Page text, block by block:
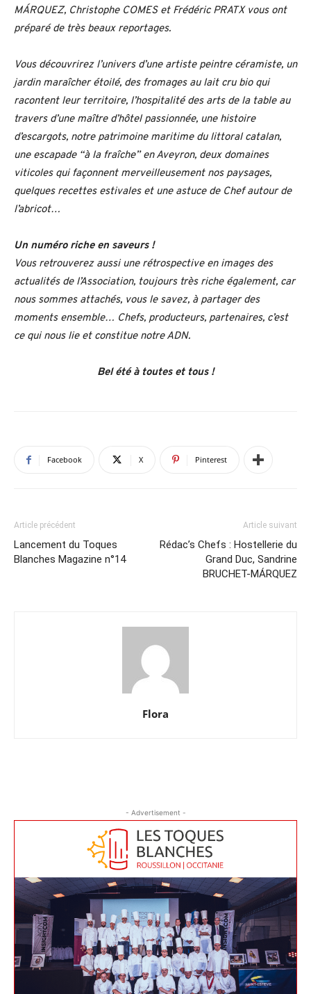
MÁRQUEZ, Christophe COMES et Frédéric PRATX vous ont
préparé de très beaux reportages.
Vous découvrirez l’univers d’une artiste peintre céramiste, un
jardin maraîcher étoilé, des fromages au lait cru bio qui
racontent leur territoire, l’hospitalité des arts de la table au
travers d’une maître d’hôtel passionnée, une histoire
d’escargots, notre patrimoine maritime du littoral catalan,
une escapade “à la fraîche” en Aveyron, deux domaines
viticoles qui façonnent merveilleusement nos paysages,
quelques recettes estivales et une astuce de Chef autour de
l’abricot…
Un numéro riche en saveurs !
Vous retrouverez aussi une rétrospective en images des
actualités de l’Association, toujours très riche également, car
nous sommes attachés, vous le savez, à partager des
moments ensemble… Chefs, producteurs, partenaires, c’est
ce qui nous lie et constitue notre ADN.
Bel été à toutes et tous !
Facebook X Pinterest
Article précédent
Lancement du Toques
Blanches Magazine n°14
Article suivant
Rédac’s Chefs : Hostellerie du
Grand Duc, Sandrine
BRUCHET-MÁRQUEZ
Flora
- Advertisement -